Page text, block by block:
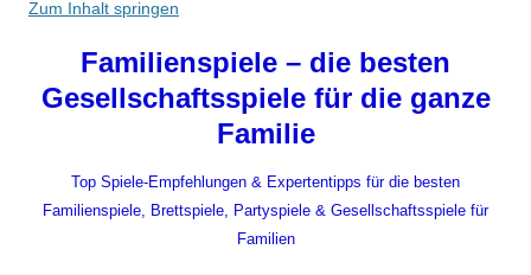
Zum Inhalt springen
Familienspiele – die besten
Gesellschaftsspiele für die ganze
Familie
Top Spiele-Empfehlungen & Expertentipps für die besten
Familienspiele, Brettspiele, Partyspiele & Gesellschaftsspiele für
Familien